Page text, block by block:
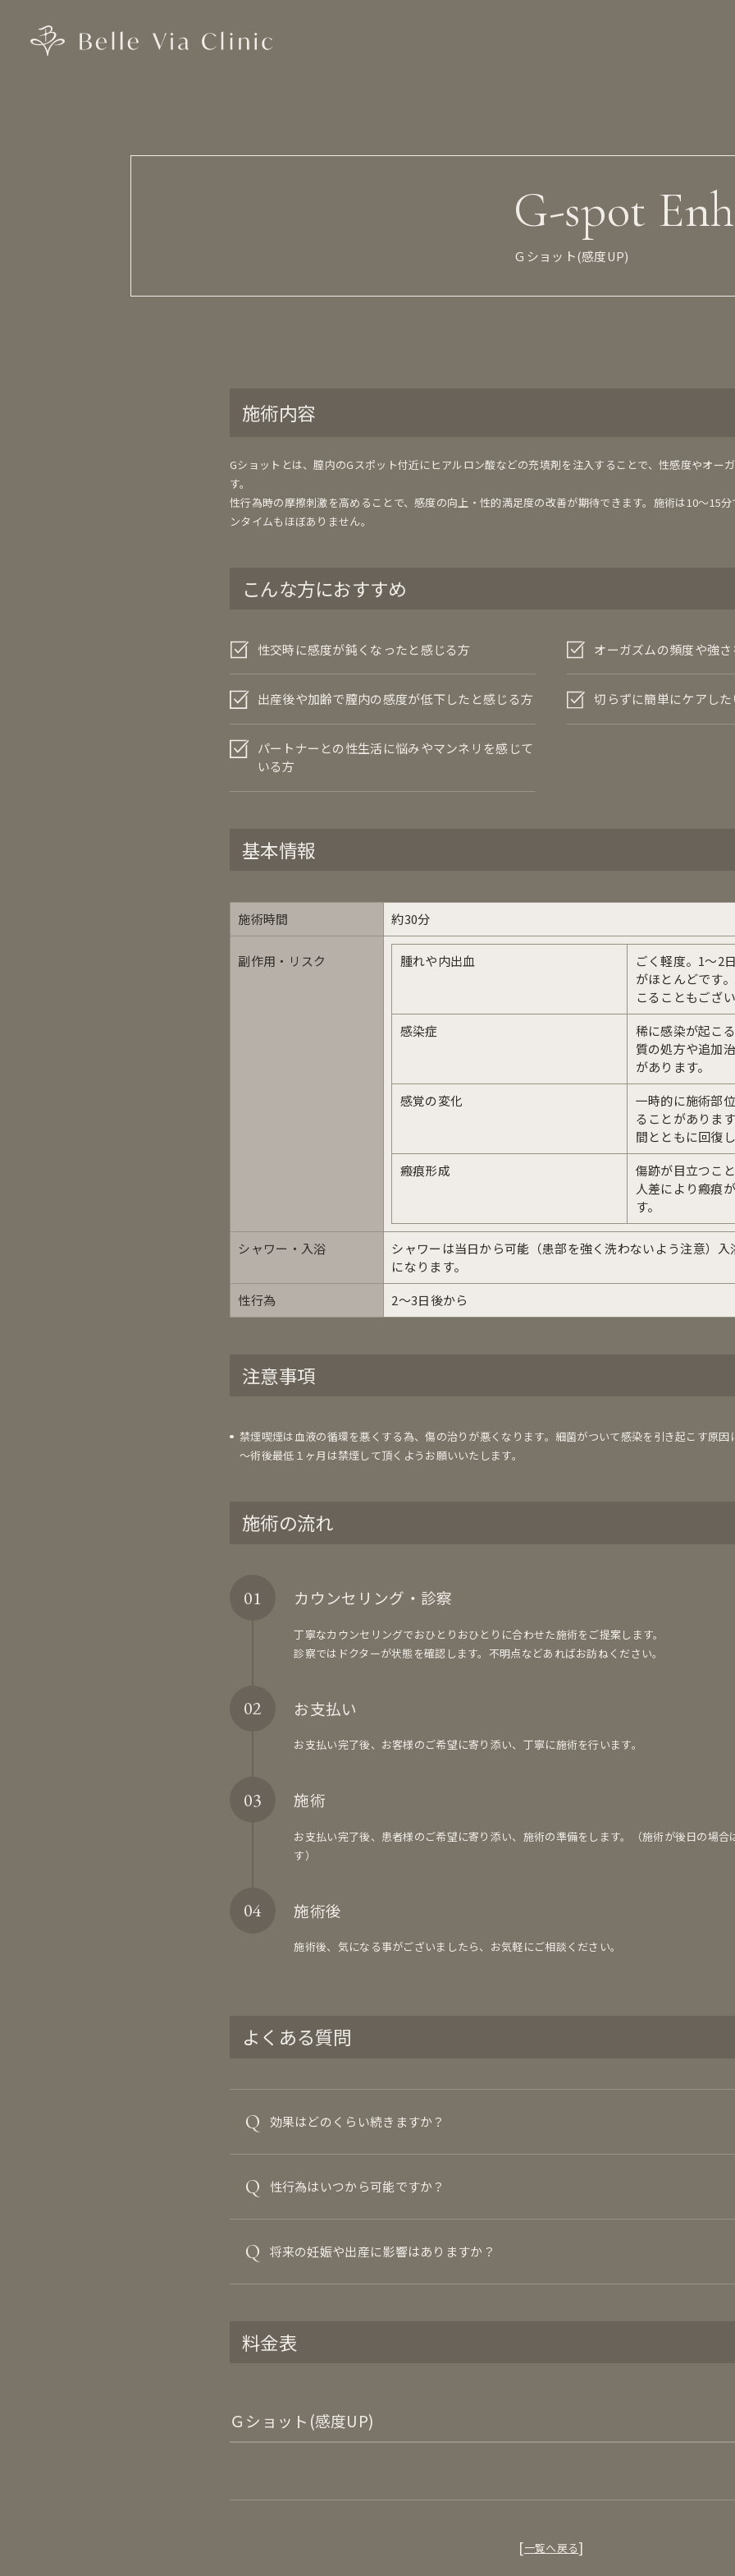
G-spot
Ｇショット(感度UP)
施術内容
Gショットとは、膣内のGスポット付近にヒアルロン酸などの充填剤を注入することで、性感度やオー
す。
性行為時の摩擦刺激を高めることで、感度の向上・性的満足度の改善が期待できます。施術は10〜15
ンタイムもほぼありません。
こんな方におすすめ
性交時に感度が鈍くなったと感じる方 オーガズムの頻度や強
出産後や加齢で膣内の感度が低下したと感じる方 切らずに簡単にケアした
パートナーとの性生活に悩みやマンネリを感じて
いる方
基本情報
施術時間 約30分
副作用・リスク 腫れや内出血
ごく軽度。1〜2
がほとんどです
こることもござい
感染症
稀に感染が起こ
質の処方や追加
があります。
感覚の変化
一時的に施術部
ることがありま
間とともに回復し
瘢痕形成
傷跡が目立つこ
人差により瘢痕
す。
シャワー・入浴
シャワーは当日から可能（患部を強く洗わないよう注意）
になります。
性行為
2〜3日後から
注意事項
禁煙喫煙は血液の循環を悪くする為、傷の治りが悪くなります。細菌がついて感染を引き起こす原因
～術後最低１ヶ月は禁煙して頂くようお願いいたします。
施術の流れ
カウンセリング・診察
丁寧なカウンセリングでおひとりおひとりに合わせた施術をご提案します。
診察ではドクターが状態を確認します。不明点などあればお訪ねください。
お支払い
お支払い完了後、お客様のご希望に寄り添い、丁寧に施術を行います。
施術
お支払い完了後、患者様のご希望に寄り添い、施術の準備をします。（施術が後日の場合
す）
施術後
施術後、気になる事がございましたら、お気軽にご相談ください。
よくある質問
Q 効果はどのくらい続きますか？
Q 性行為はいつから可能ですか？
Q 将来の妊娠や出産に影響はありますか？
料金表
Ｇショット(感度UP)
一覧へ戻る